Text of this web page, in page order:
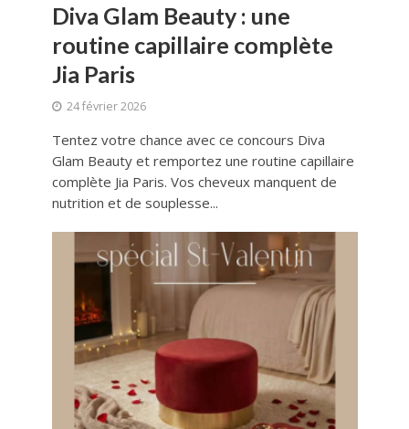
Diva Glam Beauty : une
routine capillaire complète
Jia Paris
24 février 2026
Tentez votre chance avec ce concours Diva
Glam Beauty et remportez une routine capillaire
complète Jia Paris. Vos cheveux manquent de
nutrition et de souplesse...